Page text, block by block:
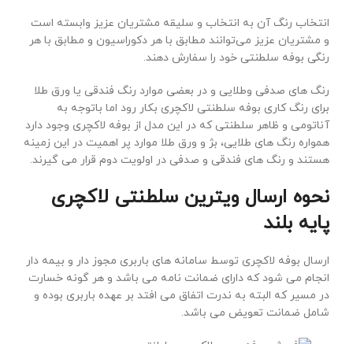
انتخاب رنگ آن به انتخاب و سلیقه مشتریان عزیز وابسته است
و مشتریان عزیز می‌توانند مطابق با هر دکوراسیون و مطابق با هر
رنگی بوفه سلطنتی خود را سفارش دهند.
رنگ های صدفی وطلایی و در بعضی موارد رنگ فندقی یا ورق طلا
برای رنگ کاری بوفه سلطنتی لاکچری بکار رود اما باتوجه به
آناتومی و ظاهر سلطنتی که در این مدل از بوفه لاکچری وجود دارد
همواره رنگ های طلایی، بژ و ورق طلا موارد پر اهمیت در این زمینه
هستند و رنگ های فندقی و صدفی در اولویت دوم قرار می گیرند.
نحوه ارسال ویترین سلطنتی لاکچری
پایه بلند
ارسال بوفه لاکچری توسط سامانه های باربری مجوز دار و بیمه دار
انجام می شود که دارای ضمانت نامه می باشد و هر گونه خسارت
در مسیر که البته به ندرت اتفاق می افتد بر عهده باربری بوده و
شامل ضمانت تعویض می باشد.